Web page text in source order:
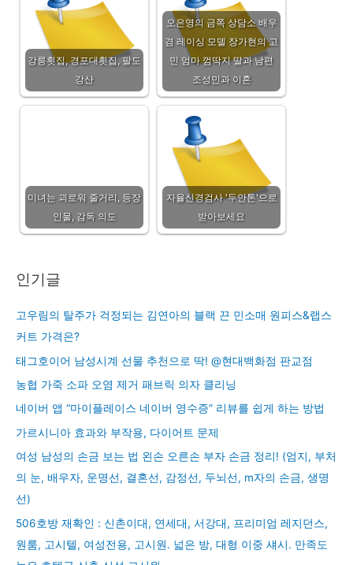
강릉횟집, 경포대횟집, 팔도
강산
오은영의 금쪽 상담소 배우
겸 레이싱 모델 장가현의 고
민 엄마 껌딱지 딸과 남편
조성민과 이혼
미녀는 괴로워 줄거리, 등장
인물, 감독 의도
자율신경검사 '두안톤'으로
받아보세요
인기글
고우림의 탈주가 걱정되는 김연아의 블랙 끈 민소매 원피스&랩스
커트 가격은?
태그호이어 남성시계 선물 추천으로 딱! @현대백화점 판교점
농협 가죽 소파 오염 제거 패브릭 의자 클리닝
네이버 앱 “마이플레이스 네이버 영수증” 리뷰를 쉽게 하는 방법
가르시니아 효과와 부작용, 다이어트 문제
여성 남성의 손금 보는 법 왼손 오른손 부자 손금 정리! (엄지, 부처
의 눈, 배우자, 운명선, 결혼선, 감정선, 두뇌선, m자의 손금, 생명
선)
506호방 재확인 : 신촌이대, 연세대, 서강대, 프리미엄 레지던스,
원룸, 고시텔, 여성전용, 고시원. 넓은 방, 대형 이중 섀시. 만족도